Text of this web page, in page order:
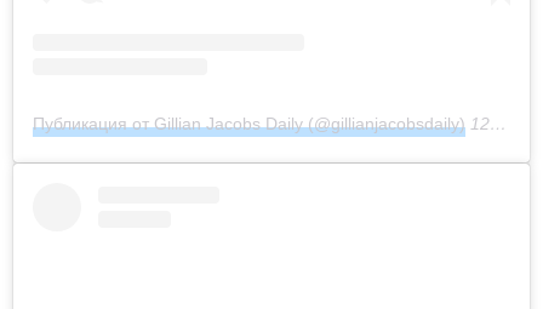
Публикация от Gillian Jacobs Daily (@gillianjacobsdaily) 12 Окт 2020 в 4:22 PDT